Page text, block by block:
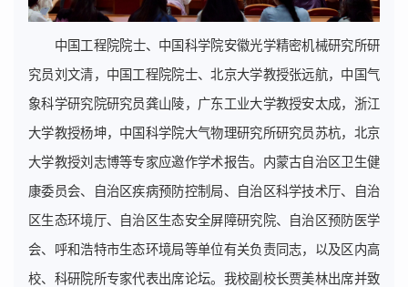
中国工程院院士、中国科学院安徽光学精密机械研究所研
究员刘文清，中国工程院院士、北京大学教授张远航，中国气
象科学研究院研究员龚山陵，广东工业大学教授安太成，浙江
大学教授杨坤，中国科学院大气物理研究所研究员苏杭，北京
大学教授刘志博等专家应邀作学术报告。内蒙古自治区卫生健
康委员会、自治区疾病预防控制局、自治区科学技术厅、自治
区生态环境厅、自治区生态安全屏障研究院、自治区预防医学
会、呼和浩特市生态环境局等单位有关负责同志，以及区内高
校、科研院所专家代表出席论坛。我校副校长贾美林出席并致